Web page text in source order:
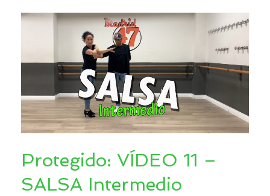
Protegido: VÍDEO 11 –
SALSA Intermedio